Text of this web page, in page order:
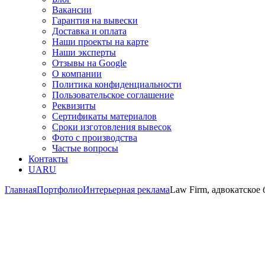
Вакансии
Гарантия на вывески
Доставка и оплата
Наши проекты на карте
Наши эксперты
Отзывы на Google
О компании
Политика конфиденциальности
Пользовательское соглашение
Реквизиты
Сертификаты материалов
Сроки изготовления вывесок
Фото с производства
Частые вопросы
Контакты
UARU
ГлавнаяПортфолиоИнтерьерная рекламаLaw Firm, адвокатское